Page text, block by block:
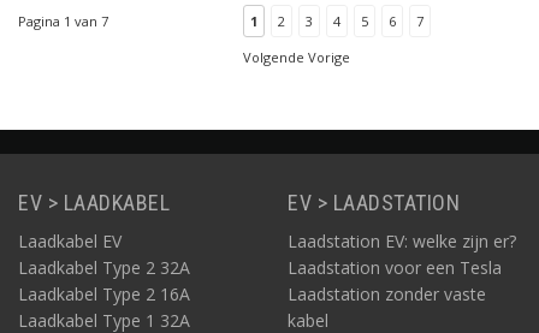
geheel gemaakt. De
prijs van deze kabel is
daarmee zeer scherp.
Pagina 1 van 7 1 2 3 4 5 6
7
Volgende Vorige
EV > LAADKABEL
Laadkabel EV
Laadkabel Type 2 32A
Laadkabel Type 2 16A
Laadkabel Type 1 32A
EV > LAADSTATION
Laadstation EV: welke zijn er?
Laadstation voor een Tesla
Laadstation zonder vaste
kabel